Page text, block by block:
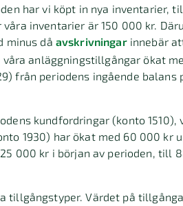
har vi köpt in nya inventarier,
inventarier är 150 000 kr.
minus då avskrivningar innebär
anläggningstillgångar ökat
från periodens ingående balans
kundfordringar (konto 1510),
1930) har ökat med 60 000 kr
000 kr i början av perioden, till
tillgångstyper. Värdet på